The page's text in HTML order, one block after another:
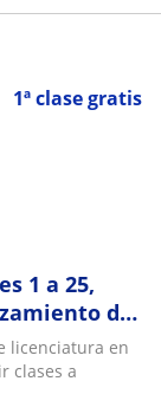
1ª clase gratis
1 a 25,
del
licenciatura en
clases a